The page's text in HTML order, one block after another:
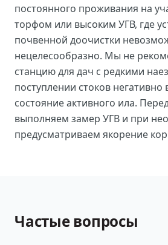
постоянного проживания на
торфом или высоким УГВ, где
почвенной доочистки
нецелесообразно. Мы не
станцию для дач с редкими
поступлении стоков негативно
состояние активного ила.
выполняем замер УГВ и при
предусматриваем якорение
Частые вопросы